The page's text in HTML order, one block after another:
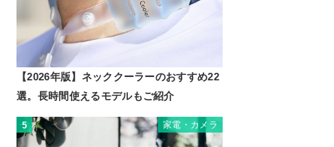
【2026年版】ネッククーラーのおすすめ22
選。長時間使えるモデルもご紹介
5 家電・カメラ